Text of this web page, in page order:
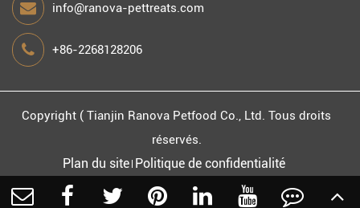
info@ranova-pettreats.com
+86-2268128206
Copyright (Tianjin Ranova Petfood Co., Ltd. Tous droits
réservés.
Plan du site Politique de confidentialité